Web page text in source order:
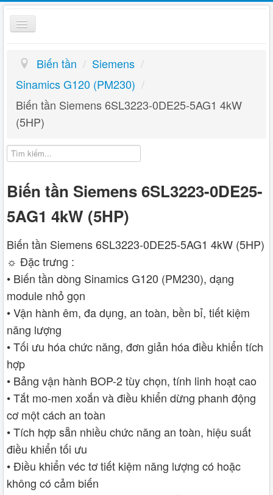
Toggle
Navigation
Biến Tần
Kỹ thuật
Giỏ hàng
Hướng dẫn
Liên hệ
Biến tần / Siemens /
Sinamics G120 (PM230) /
Biến tần Siemens 6SL3223-0DE25-5AG1 4kW
(5HP)
Biến tần Siemens 6SL3223-0DE25-
5AG1 4kW (5HP)
Biến tần Siemens 6SL3223-0DE25-5AG1 4kW (5HP)
☼ Đặc trưng :
• Biến tần dòng Sinamics G120 (PM230), dạng
module nhỏ gọn
• Vận hành êm, đa dụng, an toàn, bền bỉ, tiết kiệm
năng lượng
• Tối ưu hóa chức năng, đơn giản hóa điều khiển tích
hợp
• Bảng vận hành BOP-2 tùy chọn, tính linh hoạt cao
• Tắt mo-men xoắn và điều khiển dừng phanh động
cơ một cách an toàn
• Tích hợp sẵn nhiều chức năng an toàn, hiệu suất
điều khiển tối ưu
• Điều khiển véc tơ tiết kiệm năng lượng có hoặc
không có cảm biến